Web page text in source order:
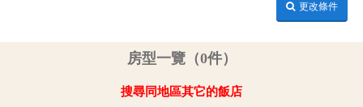
更改條件
房型一覽（0件）
搜尋同地區其它的飯店